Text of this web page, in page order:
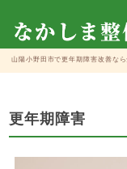
山陽小野田市で更年期障害改善な
更年期障害